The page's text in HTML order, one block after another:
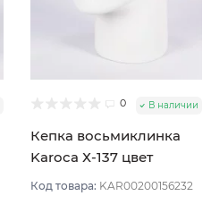
0 В наличии
Кепка восьмиклинка
Karoca Х-137 цвет
Коричневый размер 56
Код товара: KAR00200156232